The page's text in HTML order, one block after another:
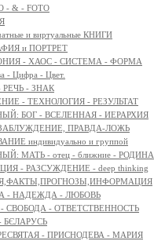
- & - FOTO
и виртуальные КНИГИ
и ПОРТРЕТ
- ХАОС - СИСТЕМА - ФОРМА
- Цифра - Цвет.
- ЗНАК
- ТЕХНОЛОГИЯ - РЕЗУЛЬТАТ
БОГ - ВСЕЛЕННАЯ - ИЕРАРХИЯ
ПРАВДА-ЛОЖЬ
индивидуально и группой
МАТЬ - отец - ближние - РОДИНА
- РАЗСУЖДЕНИЕ - deep thinking
- НАДЕЖДА - ЛЮБОВЬ
СВОБОДА - ОТВЕТСТВЕННОСТЬ
БЄЛАРУСЬ
- ПРИСНОДЕВА - МАРИЯ